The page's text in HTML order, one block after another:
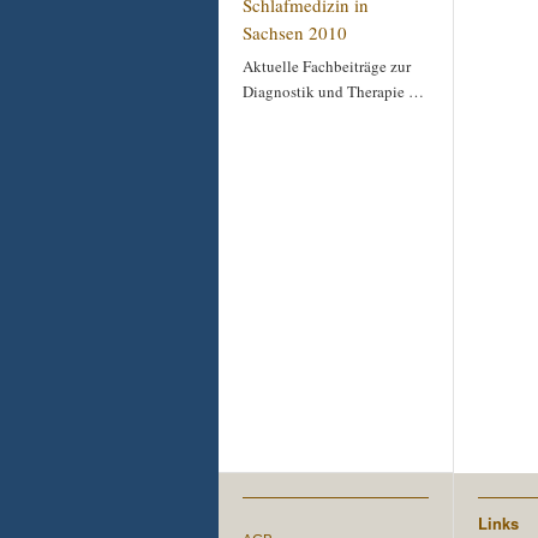
Schlafmedizin in
Sachsen 2010
Aktuelle Fachbeiträge zur
Diagnostik und Therapie …
Links